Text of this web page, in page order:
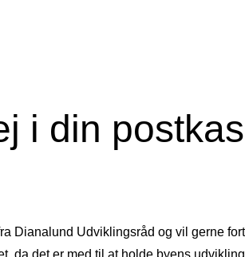
i din
Dianalund Udviklingsråd og vil gerne
da det er med til at holde byens udvikling